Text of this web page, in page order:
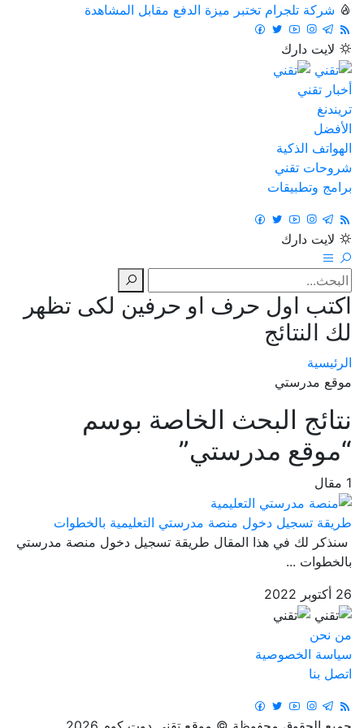
شركة تلجرام تختبر ميزة الدفع مقابل المشاهدة
لايت دارك
أخبار تقني
تريندنغ
الأفضل
الهواتف الذكية
شروحات تقني
برامج وتطبيقات
لايت دارك
اكتب اول حرف او حرفين لكى تظهر
لك النتائج
الرئيسية
موقع مدرستي
نتائج البحث الخاصة بوسم
“موقع مدرستي”
1 مقال
طريقة تسجيل دخول منصة مدرستي التعليمية بالخطوات
سنذكر لك في هذا المقال طريقة تسجيل دخول منصة مدرستي
بالخطوات ...
26 أكتوبر 2022
من نحن
سياسة الخصوصية
اتصل بنا